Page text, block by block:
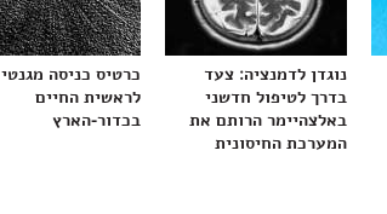
נוגדן לדמנציה: צעד
בדרך לטיפול חדשני
באלצהיימר הרותם את
המערכת החיסונית
כרטיס כניסה מגנטי
לראשית החיים
בכדור-הארץ